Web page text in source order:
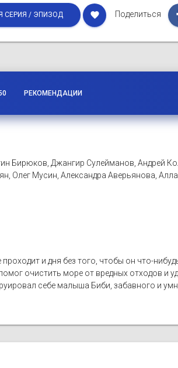
СЕРИЯ / ЭПИЗОД favorite Поделиться
РЕКОМЕНДАЦИИ
Бирюков, Джангир Сулейманов, Андрей
Олег Мусин, Александра Аверьянова,
проходит и дня без того, чтобы он что-
очистить море от вредных отходов и
себе малыша Биби, забавного и